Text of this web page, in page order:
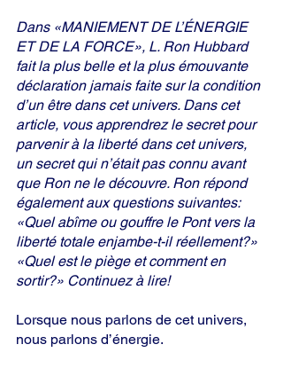
Dans «MANIEMENT DE L’ÉNERGIE
ET DE LA FORCE», L. Ron Hubbard
fait la plus belle et la plus émouvante
déclaration jamais faite sur la condition
d’un être dans cet univers. Dans cet
article, vous apprendrez le secret pour
parvenir à la liberté dans cet univers,
un secret qui n’était pas connu avant
que Ron ne le découvre. Ron répond
également aux questions suivantes:
«Quel abîme ou gouffre le Pont vers la
liberté totale enjambe-t-il réellement?»
«Quel est le piège et comment en
sortir?» Continuez à lire!
Lorsque nous parlons de cet univers,
nous parlons d’énergie.